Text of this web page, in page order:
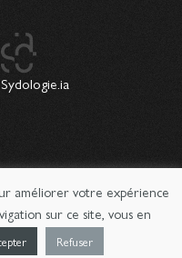
Sydologie.ia
de l'innovation
légales
améliorer votre expérience
sur ce site, vous en
Refuser